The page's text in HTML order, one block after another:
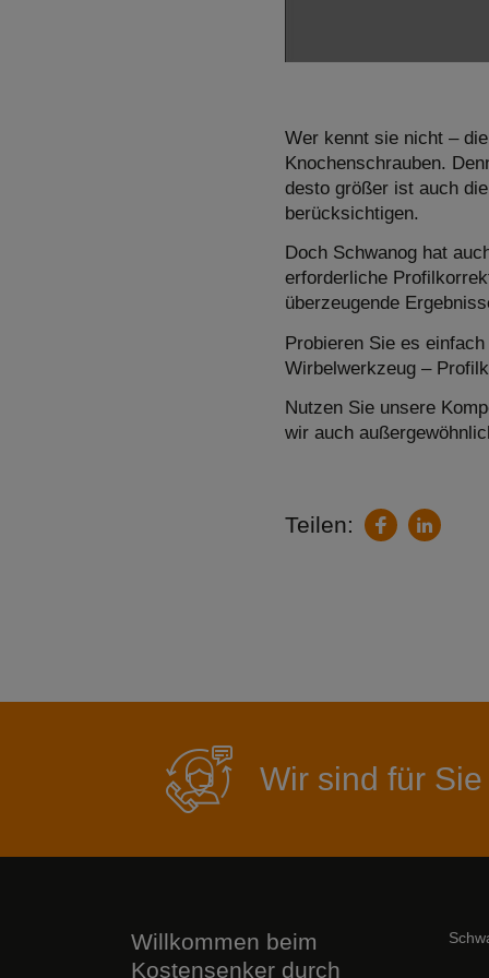
Wer kennt sie nicht –
Knochenschrauben.
desto größer ist auch
berücksichtigen.
Doch Schwanog hat
erforderliche
überzeugende
Probieren Sie es
Wirbelwerkzeug –
Nutzen Sie unsere
wir auch
Teilen: FacebookLinkedIn
Wir sind für
Willkommen beim
Kostensenker durch